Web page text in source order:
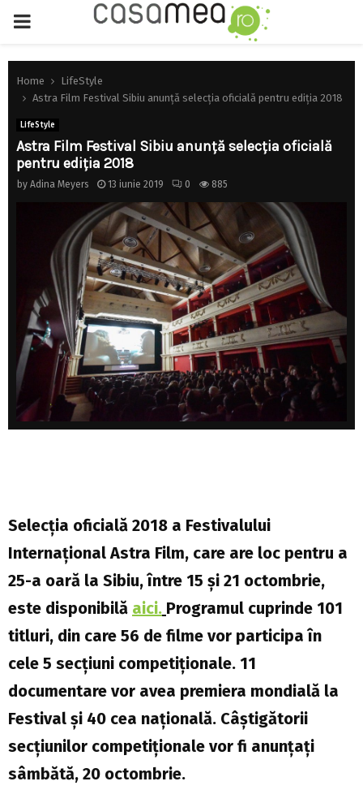
PRIMARY
MENU
Home
LifeStyle
Astra Film Festival Sibiu anunță selecția oficială pentru ediția 2018
LifeStyle
Astra Film Festival Sibiu anunță selecția oficială
pentru ediția 2018
by Adina Meyers 13 iunie 2019 0 885
Selecția oficială 2018 a Festivalului
Internațional Astra Film, care are loc pentru a
25-a oară la Sibiu, între 15 și 21 octombrie,
este disponibilă aici. Programul cuprinde 101
titluri, din care 56 de filme vor participa în
cele 5 secțiuni competiționale. 11
documentare vor avea premiera mondială la
Festival și 40 cea națională. Câștigătorii
secțiunilor competiționale vor fi anunțați
sâmbătă, 20 octombrie.